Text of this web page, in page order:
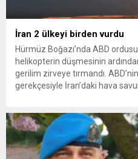
İran 2 ülkeyi birden vurdu
Hürmüz Boğazı’nda ABD
helikopterin düşmesinin
gerilim zirveye tırmandı.
gerekçesiyle İran’daki hava
yeni bir ABD saldırısına anında